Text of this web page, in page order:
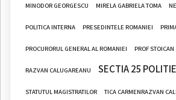
MINODOR GEORGESCU MIRELA GABRIELA TOMA
POLITICA INTERNA PRESEDINTELE ROMANIEI
PROCURORUL GENERAL AL ROMANIEI PROF STOICAN
RAZVAN CALUGAREANU SECTIA 25 POLITIE
STATUTUL MAGISTRATILOR TICA CARMENRAZVAN